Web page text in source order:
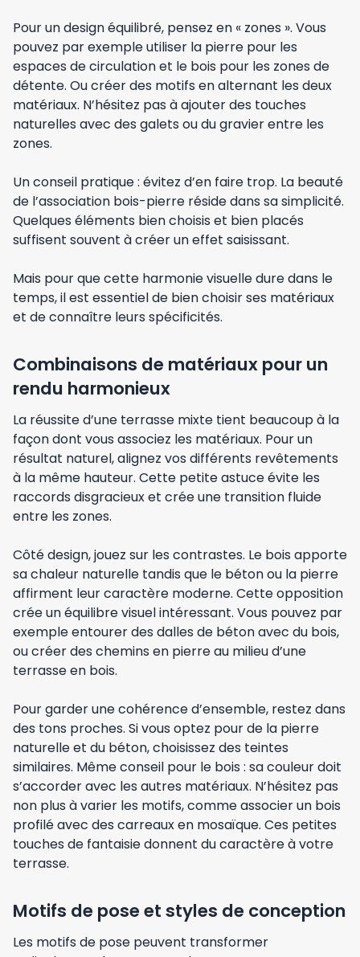
Pour un design équilibré, pensez en « zones ». Vous
pouvez par exemple utiliser la pierre pour les
espaces de circulation et le bois pour les zones de
détente. Ou créer des motifs en alternant les deux
matériaux. N’hésitez pas à ajouter des touches
naturelles avec des galets ou du gravier entre les
zones.
Un conseil pratique : évitez d’en faire trop. La beauté
de l’association bois-pierre réside dans sa simplicité.
Quelques éléments bien choisis et bien placés
suffisent souvent à créer un effet saisissant.
Mais pour que cette harmonie visuelle dure dans le
temps, il est essentiel de bien choisir ses matériaux
et de connaître leurs spécificités.
Combinaisons de matériaux pour un
rendu harmonieux
La réussite d’une terrasse mixte tient beaucoup à la
façon dont vous associez les matériaux. Pour un
résultat naturel, alignez vos différents revêtements
à la même hauteur. Cette petite astuce évite les
raccords disgracieux et crée une transition fluide
entre les zones.
Côté design, jouez sur les contrastes. Le bois apporte
sa chaleur naturelle tandis que le béton ou la pierre
affirment leur caractère moderne. Cette opposition
crée un équilibre visuel intéressant. Vous pouvez par
exemple entourer des dalles de béton avec du bois,
ou créer des chemins en pierre au milieu d’une
terrasse en bois.
Pour garder une cohérence d’ensemble, restez dans
des tons proches. Si vous optez pour de la pierre
naturelle et du béton, choisissez des teintes
similaires. Même conseil pour le bois : sa couleur doit
s’accorder avec les autres matériaux. N’hésitez pas
non plus à varier les motifs, comme associer un bois
profilé avec des carreaux en mosaïque. Ces petites
touches de fantaisie donnent du caractère à votre
terrasse.
Motifs de pose et styles de conception
Les motifs de pose peuvent transformer